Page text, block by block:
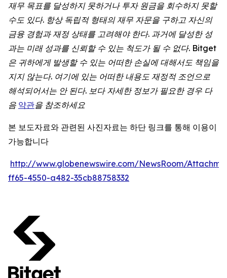
재무 목표를 달성하지 못하거나 투자 원금을 회수하지 못할
수도 있다. 항상 독립적 형태의 재무 자문을 구하고 자신의
금융 경험과 재정 상태를 고려해야 한다. 과거에 달성한 성
과는 미래 성과를 신뢰할 수 있는 척도가 될 수 없다. Bitget
은 귀하에게 발생할 수 있는 어떠한 손실에 대해서도 책임을
지지 않는다. 여기에 있는 어떠한 내용도 재정적 조언으로
해석되어서는 안 된다. 보다 자세한 정보가 필요한 경우 다
음 약관을 참조하세요
본 보도자료와 관련된 사진자료는 하단 링크를 통해 이용이
가능합니다
http://www.globenewswire.com/NewsRoom/
ff65-4550-a482-35cb88758332